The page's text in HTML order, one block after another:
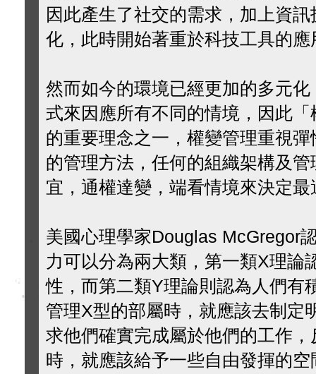
因此產生了社交的需求，加上資
化，此時開始著重於科技工具的
然而如今的環境已經更加的多元
式來因應所有不同的情境，因此
的重要理念之一，權變管理重視
的管理方法，任何的組織架構及
宜，通權達變，端看情境來決定
美國心理學家Douglas McGregor
力可以分為兩大類，第一類X理論
性，而第二類Y理論則認為人們有
管理X型的部屬時，就應該去制定
求他們確實完成屬於他們的工作
時，就應該給予一些自由發揮的